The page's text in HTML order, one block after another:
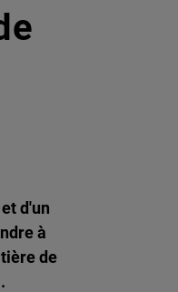
d'un
à
de